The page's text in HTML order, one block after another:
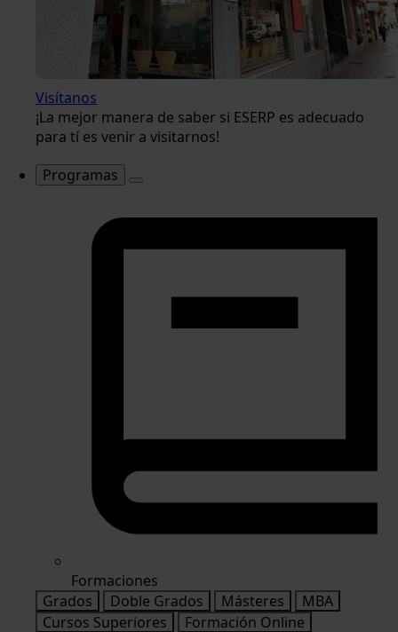
Visítanos
¡La mejor manera de saber si ESERP es adecuado
para tí es venir a visitarnos!
Programas
Formaciones
Grados
Doble Grados Másteres
MBA
Cursos Superiores
Formación Online